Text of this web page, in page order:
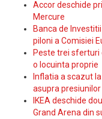
Accor deschide
Mercure
Banca de
piloni a Comisiei
Peste trei sferturi
o locuinta proprie
Inflatia a scazut
asupra
IKEA deschide
Grand Arena din